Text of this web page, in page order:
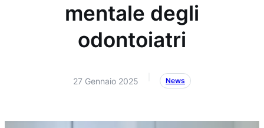
mentale degli
odontoiatri
27 Gennaio 2025 News